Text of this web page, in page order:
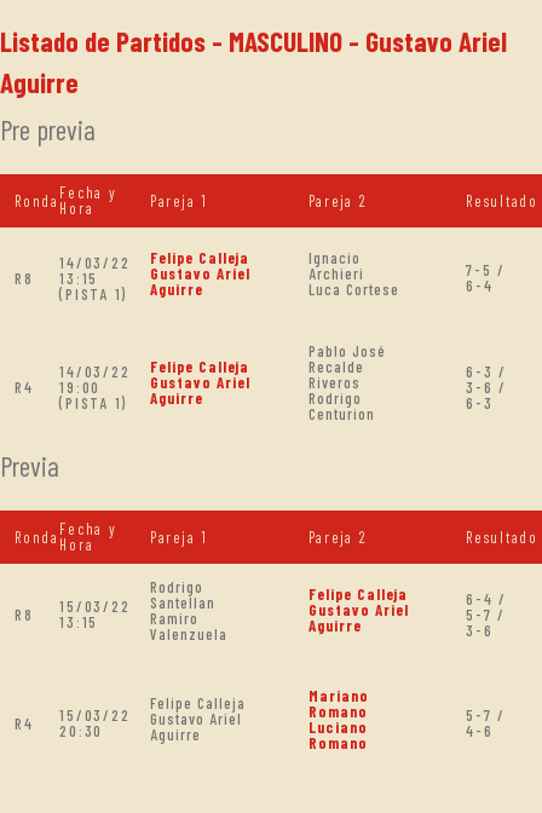
Listado de Partidos - MASCULINO - Gustavo Ariel
Aguirre
Pre previa
Ronda Fecha y
Hora
Pareja 1 Pareja 2 Resultado
R8
14/03/22
13:15
(PISTA 1)
Felipe Calleja
Gustavo Ariel
Aguirre
Ignacio
Archieri
Luca Cortese
7-5 /
6-4
R4
14/03/22
19:00
(PISTA 1)
Felipe Calleja
Gustavo Ariel
Aguirre
Pablo José
Recalde
Riveros
Rodrigo
Centurion
6-3 /
3-6 /
6-3
Previa
Ronda Fecha y
Hora
Pareja 1 Pareja 2 Resultado
R8
15/03/22
13:15
Rodrigo
Santellan
Ramiro
Valenzuela
Felipe Calleja
Gustavo Ariel
Aguirre
6-4 /
5-7 /
3-6
R4
15/03/22
20:30
Felipe Calleja
Gustavo Ariel
Aguirre
Mariano
Romano
Luciano
Romano
5-7 /
4-6